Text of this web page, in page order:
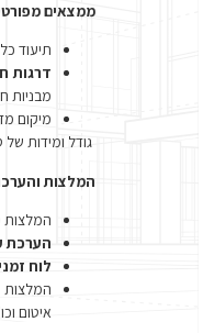
ממצאים
תיעוד
דרגות
מבניות
מיקום
גודל ומידות
המלצות
המלצות
הערכת
לוח
המלצות
איטום